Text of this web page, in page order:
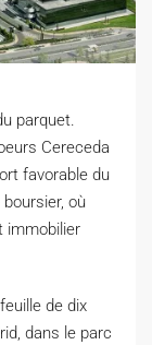
parquet.
Cereceda
favorable du
où
immobilier
de dix
dans le parc